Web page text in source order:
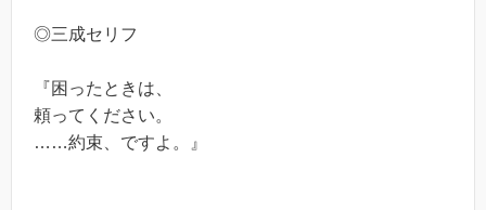
◎三成セリフ
『困ったときは、
頼ってください。
……約束、ですよ。』